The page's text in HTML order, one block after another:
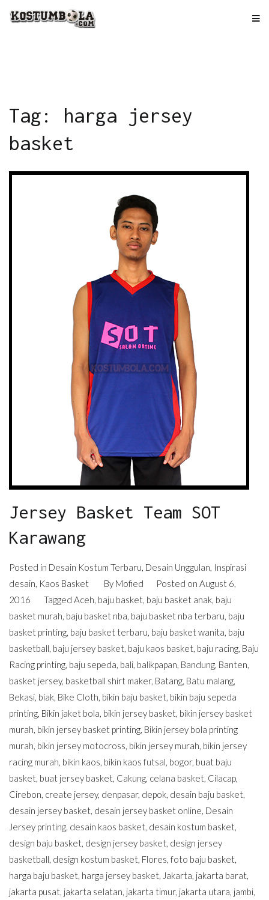
Tag: harga jersey
basket
Jersey Basket Team SOT
Karawang
Posted in Desain Kostum Terbaru, Desain Unggulan, Inspirasi
desain, Kaos Basket By Mofied Posted onAugust 6,
2016
Tagged Aceh, baju basket, baju basket anak, baju
basket murah, baju basket nba, baju basket nba terbaru, baju
basket printing, baju basket terbaru, baju basket wanita, baju
basketball, baju jersey basket, baju kaos basket, baju racing, Baju
Racing printing, baju sepeda, bali, balikpapan, Bandung, Banten,
basket jersey, basketball shirt maker, Batang, Batu malang,
Bekasi, biak, Bike Cloth, bikin baju basket, bikin baju sepeda
printing, Bikin jaket bola, bikin jersey basket, bikin jersey basket
murah, bikin jersey basket printing, Bikin jersey bola printing
murah, bikin jersey motocross, bikin jersey murah, bikin jersey
racing murah, bikin kaos, bikin kaos futsal, bogor, buat baju
basket, buat jersey basket, Cakung, celana basket, Cilacap,
Cirebon, create jersey, denpasar, depok, desain baju basket,
desain jersey basket, desain jersey basket online, Desain
Jersey printing, desain kaos basket, desain kostum basket,
design baju basket, design jersey basket, design jersey
basketball, design kostum basket, Flores, foto baju basket,
harga baju basket, harga jersey basket, Jakarta, jakarta barat,
jakarta pusat, jakarta selatan, jakarta timur, jakarta utara, jambi,